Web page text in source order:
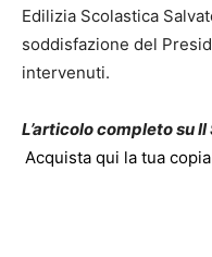
Edilizia Scolastica
soddisfazione del
intervenuti.
L’articolo completo su
Acquista qui la tua copia